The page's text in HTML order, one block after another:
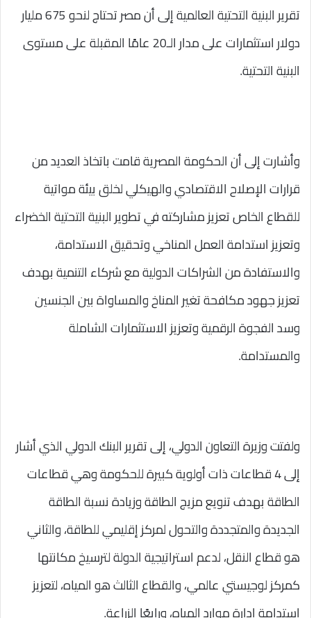
تقرير البنية التحتية العالمية إلى أن مصر تحتاج لنحو 675 مليار
دولار استثمارات على مدار الـ20 عامًا المقبلة على مستوى
البنية التحتية.
وأشارت إلى أن الحكومة المصرية قامت باتخاذ العديد من
قرارات الإصلاح الاقتصادي والهيكلي لخلق بيئة مواتية
للقطاع الخاص تعزيز مشاركته في تطوير البنية التحتية الخضراء
وتعزيز استدامة العمل المناخي وتحقيق الاستدامة،
والاستفادة من الشراكات الدولية مع شركاء التنمية بهدف
تعزيز جهود مكافحة تغير المناخ والمساواة بين الجنسين
وسد الفجوة الرقمية وتعزيز الاستثمارات الشاملة
والمستدامة.
ولفتت وزيرة التعاون الدولي، إلى تقرير البنك الدولي الذي أشار
إلى 4 قطاعات ذات أولوية كبيرة للحكومة وهي قطاعات
الطاقة بهدف تنويع مزيج الطاقة وزيادة نسبة الطاقة
الجديدة والمتجددة والتحول لمركز إقليمي للطاقة، والثاني
هو قطاع النقل، لدعم استراتيجية الدولة لترسيخ مكانتها
كمركز لوجيستي عالمي، والقطاع الثالث هو المياه، لتعزيز
استدامة إدارة موارد المياه، ورابعًا الزراعة.